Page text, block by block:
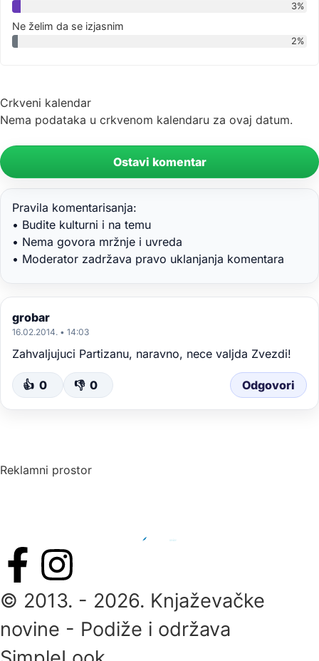
3%
Ne želim da se izjasnim
2%
Crkveni kalendar
Nema podataka u crkvenom kalendaru za ovaj datum.
Ostavi komentar
Pravila komentarisanja:
• Budite kulturni i na temu
• Nema govora mržnje i uvreda
• Moderator zadržava pravo uklanjanja komentara
grobar
16.02.2014. • 14:03
Zahvaljujuci Partizanu, naravno, nece valjda Zvezdi!
👍 0 👎 0 Odgovori
Reklamni prostor
© 2013. - 2026. Knjaževačke
novine - Podiže i održava